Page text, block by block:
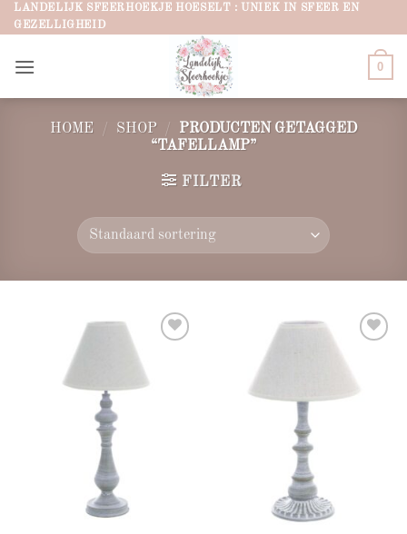
Ga
naar
LANDELIJK SFEERHOEKJE HOESELT : UNIEK IN SFEER EN
GEZELLIGHEID
0
HOME / SHOP /
PRODUCTEN GETAGGED
“TAFELLAMP”
FILTER